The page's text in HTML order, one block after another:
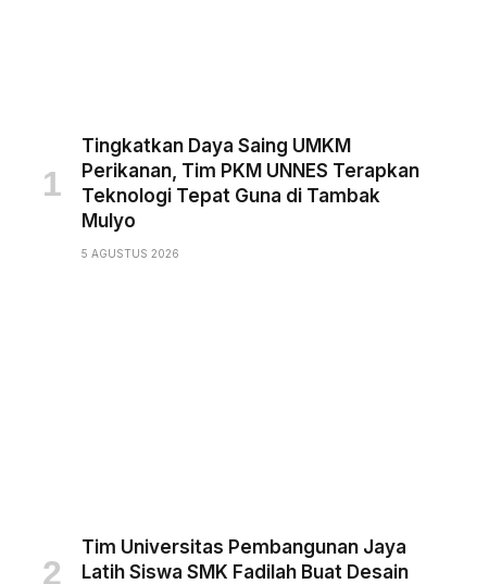
Tingkatkan Daya Saing UMKM
Perikanan, Tim PKM UNNES Terapkan
Teknologi Tepat Guna di Tambak
Mulyo
5 AGUSTUS 2026
Tim Universitas Pembangunan Jaya
Latih Siswa SMK Fadilah Buat Desain